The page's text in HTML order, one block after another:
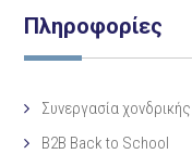
Πληροφορίες
Συνεργασία χονδρικής
B2B Back to School